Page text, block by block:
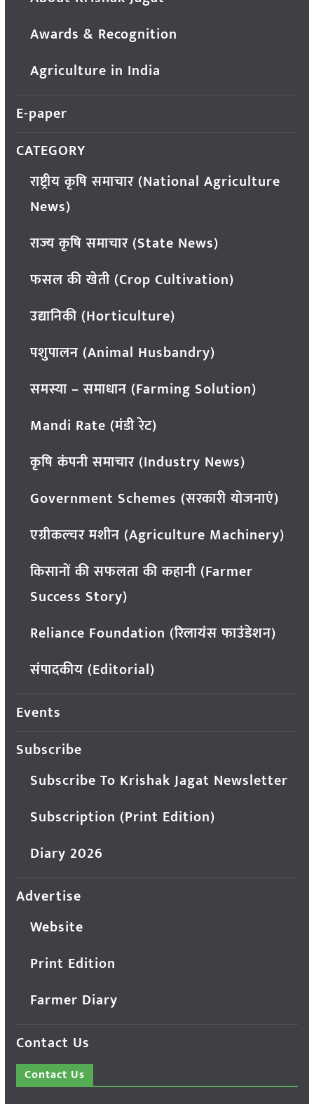
Awards & Recognition
Agriculture in India
E-paper
CATEGORY
राष्ट्रीय कृषि समाचार (National Agriculture
News)
राज्य कृषि समाचार (State News)
फसल की खेती (Crop Cultivation)
उद्यानिकी (Horticulture)
पशुपालन (Animal Husbandry)
समस्या – समाधान (Farming Solution)
Mandi Rate (मंडी रेट)
कृषि कंपनी समाचार (Industry News)
Government Schemes (सरकारी योजनाएं)
एग्रीकल्चर मशीन (Agriculture Machinery)
किसानों की सफलता की कहानी (Farmer
Success Story)
Reliance Foundation (रिलायंस फाउंडेशन)
संपादकीय (Editorial)
Events
Subscribe
Subscribe To Krishak Jagat Newsletter
Subscription (Print Edition)
Diary 2026
Advertise
Website
Print Edition
Farmer Diary
Contact Us
Contact Us